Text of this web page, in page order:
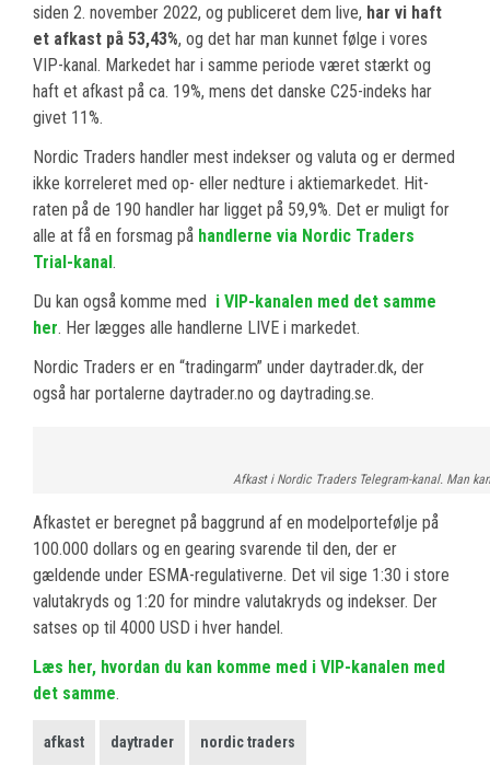
siden 2. november 2022, og publiceret dem live, har vi haft
et afkast på 53,43%, og det har man kunnet følge i vores
VIP-kanal. Markedet har i samme periode været stærkt og
haft et afkast på ca. 19%, mens det danske C25-indeks har
givet 11%.
Nordic Traders handler mest indekser og valuta og er dermed
ikke korreleret med op- eller nedture i aktiemarkedet. Hit-
raten på de 190 handler har ligget på 59,9%. Det er muligt for
alle at få en forsmag på handlerne via Nordic Traders
Trial-kanal .
Du kan også komme med i VIP-kanalen med det samme
her. Her lægges alle handlerne LIVE i markedet.
Nordic Traders er en “tradingarm” under daytrader.dk, der
også har portalerne daytrader.no og daytrading.se.
Afkast i Nordic Traders Telegram-kanal. Man
Afkastet er beregnet på baggrund af en modelportefølje på
100.000 dollars og en gearing svarende til den, der er
gældende under ESMA-regulativerne. Det vil sige 1:30 i store
valutakryds og 1:20 for mindre valutakryds og indekser. Der
satses op til 4000 USD i hver handel.
Læs her, hvordan du kan komme med i VIP-kanalen med
det samme.
afkast daytrader nordic traders